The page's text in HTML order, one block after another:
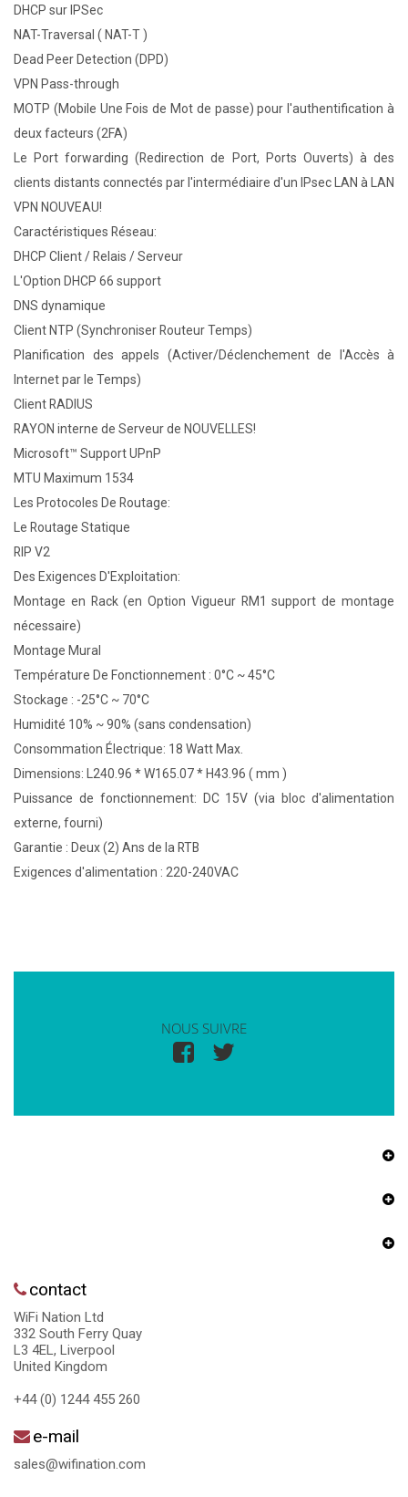
DHCP sur IPSec
NAT-Traversal ( NAT-T )
Dead Peer Detection (DPD)
VPN Pass-through
MOTP (Mobile Une Fois de Mot de passe) pour l'authentification à
deux facteurs (2FA)
Le Port forwarding (Redirection de Port, Ports Ouverts) à des
clients distants connectés par l'intermédiaire d'un IPsec LAN à LAN
VPN NOUVEAU!
Caractéristiques Réseau:
DHCP Client / Relais / Serveur
L'Option DHCP 66 support
DNS dynamique
Client NTP (Synchroniser Routeur Temps)
Planification des appels (Activer/Déclenchement de l'Accès à
Internet par le Temps)
Client RADIUS
RAYON interne de Serveur de NOUVELLES!
Microsoft™ Support UPnP
MTU Maximum 1534
Les Protocoles De Routage:
Le Routage Statique
RIP V2
Des Exigences D'Exploitation:
Montage en Rack (en Option Vigueur RM1 support de montage
nécessaire)
Montage Mural
Température De Fonctionnement : 0°C ~ 45°C
Stockage : -25°C ~ 70°C
Humidité 10% ~ 90% (sans condensation)
Consommation Électrique: 18 Watt Max.
Dimensions: L240.96 * W165.07 * H43.96 ( mm )
Puissance de fonctionnement: DC 15V (via bloc d'alimentation
externe, fourni)
Garantie : Deux (2) Ans de la RTB
Exigences d'alimentation : 220-240VAC
NOUS SUIVRE
contact
WiFi Nation Ltd
332 South Ferry Quay
L3 4EL, Liverpool
United Kingdom
+44 (0) 1244 455 260
e-mail
sales@wifination.com